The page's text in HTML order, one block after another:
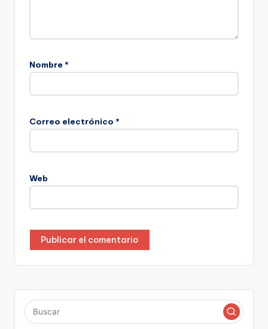
Nombre *
Correo electrónico *
Web